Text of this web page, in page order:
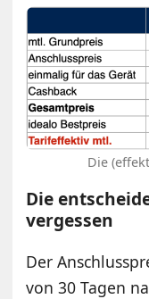
Die
Die
vergessen
Der
von 30 Tagen